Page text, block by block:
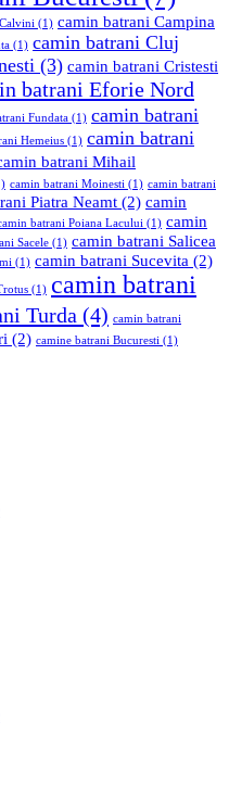
(1) camin batrani Campina
(1) camin batrani Cluj
(3) camin batrani Cristesti
batrani Eforie Nord
Fundata (1) camin batrani
Hemeius (1) camin batrani
batrani Mihail
camin batrani Moinesti (1) camin batrani
Piatra Neamt (2) camin
batrani Poiana Lacului (1) camin
Sacele (1) camin batrani Salicea
(1) camin batrani Sucevita (2)
(1) camin batrani
Turda (4) camin batrani
(2) camine batrani Bucuresti (1)